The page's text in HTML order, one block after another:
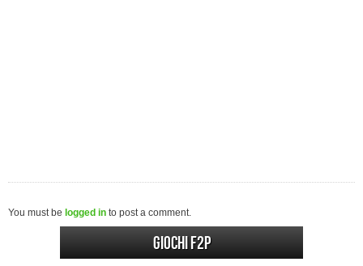
You must be logged in to post a comment.
Giochi F2P